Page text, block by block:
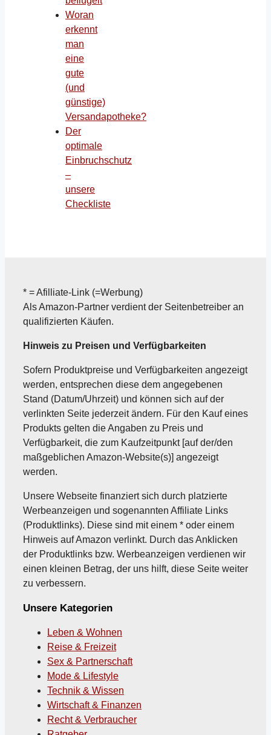
Woran
erkennt
man
eine
gute
(und
günstige)
Versandapotheke?
Der
optimale
Einbruchschutz
–
unsere
Checkliste
* = Afilliate-Link (=Werbung)
Als Amazon-Partner verdient der Seitenbetreiber an
qualifizierten Käufen.
Hinweis zu Preisen und Verfügbarkeiten
Sofern Produktpreise und Verfügbarkeiten angezeigt
werden, entsprechen diese dem angegebenen
Stand (Datum/Uhrzeit) und können sich auf der
verlinkten Seite jederzeit ändern. Für den Kauf eines
Produkts gelten die Angaben zu Preis und
Verfügbarkeit, die zum Kaufzeitpunkt [auf der/den
maßgeblichen Amazon-Website(s)] angezeigt
werden.
Unsere Webseite finanziert sich durch platzierte
Werbeanzeigen und sogenannten Affiliate Links
(Produktlinks). Diese sind mit einem * oder einem
Hinweis auf Amazon verlinkt. Durch das Anklicken
der Produktlinks bzw. Werbeanzeigen verdienen wir
einen kleinen Betrag, der uns hilft, diese Seite weiter
zu verbessern.
Unsere Kategorien
Leben & Wohnen
Reise & Freizeit
Sex & Partnerschaft
Mode & Lifestyle
Technik & Wissen
Wirtschaft & Finanzen
Recht & Verbraucher